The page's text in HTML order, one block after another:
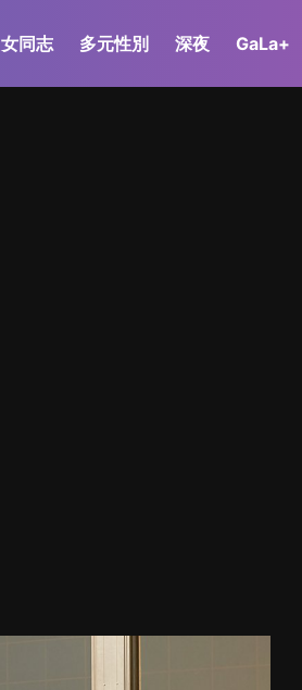
女同志 多元性別 深夜 GaLa+